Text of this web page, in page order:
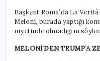
Başkent Roma’da La
Meloni, burada yaptığı
niyetinde olmadığını
MELONİ’DEN TRUMP’A